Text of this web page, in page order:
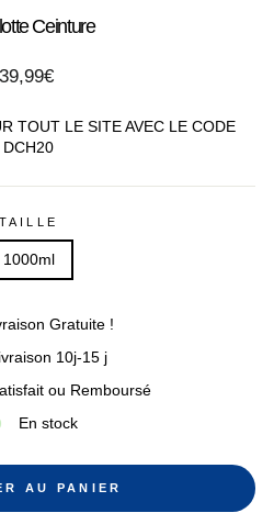
Ceinture
Prix
39,99€
TOUT LE SITE AVEC LE CODE
DCH20
TAILLE
1000ml
Gratuite !
10j-15 j
ou Remboursé
En stock
AU PANIER